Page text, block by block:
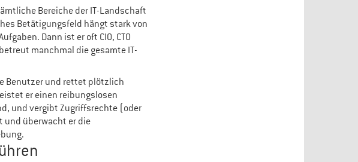
Bereiche der IT-Landschaft
Betätigungsfeld hängt stark von
Dann ist er oft CIO, CTO
manchmal die gesamte IT-
Benutzer und rettet plötzlich
er einen reibungslosen
und vergibt Zugriffsrechte (oder
überwacht er die